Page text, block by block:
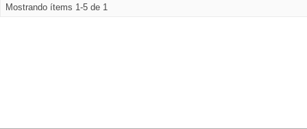
Mostrando ítems 1-5 de 1